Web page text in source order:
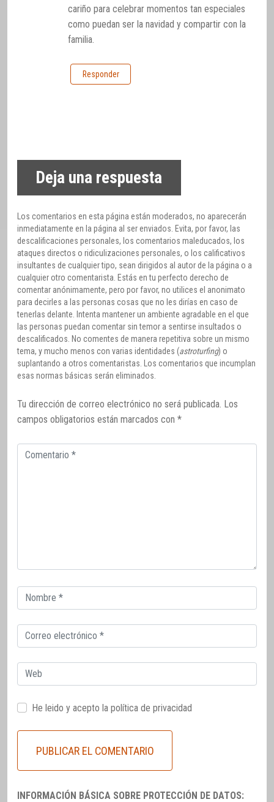
cariño para celebrar momentos tan especiales
como puedan ser la navidad y compartir con la
familia.
Responder
Deja una respuesta
Los comentarios en esta página están moderados, no aparecerán
inmediatamente en la página al ser enviados. Evita, por favor, las
descalificaciones personales, los comentarios maleducados, los
ataques directos o ridiculizaciones personales, o los calificativos
insultantes de cualquier tipo, sean dirigidos al autor de la página o a
cualquier otro comentarista. Estás en tu perfecto derecho de
comentar anónimamente, pero por favor, no utilices el anonimato
para decirles a las personas cosas que no les dirías en caso de
tenerlas delante. Intenta mantener un ambiente agradable en el que
las personas puedan comentar sin temor a sentirse insultados o
descalificados. No comentes de manera repetitiva sobre un mismo
tema, y mucho menos con varias identidades (astroturfing) o
suplantando a otros comentaristas. Los comentarios que incumplan
esas normas básicas serán eliminados.
Tu dirección de correo electrónico no será publicada. Los
campos obligatorios están marcados con *
Comentario
Correo
electrónico
Correo
electrónico
Web
He leido y acepto la política de privacidad
INFORMACIÓN BÁSICA SOBRE PROTECCIÓN DE DATOS: